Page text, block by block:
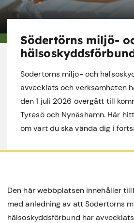
Södertörns miljö-
Södertörns miljö- och
avvecklats och verksamheten
den 1 juli 2026 övergått till
Tyresö och Nynäshamn. Här
om vart du ska vända dig i
Den här webbplatsen innehåller
med anledning av att Södertörns
hälsoskyddsförbund har